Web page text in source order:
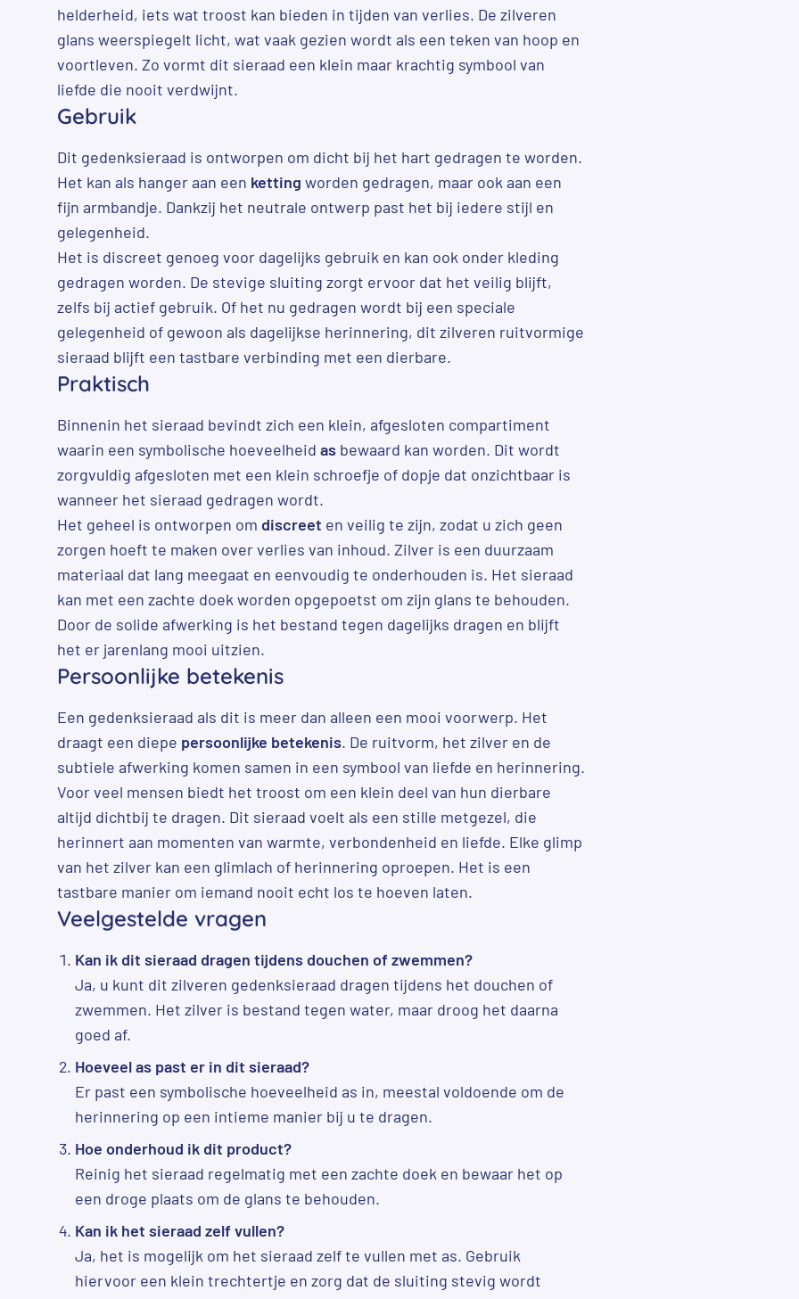
helderheid, iets wat troost kan bieden in tijden van verlies. De zilveren
glans weerspiegelt licht, wat vaak gezien wordt als een teken van hoop en
voortleven. Zo vormt dit sieraad een klein maar krachtig symbool van
liefde die nooit verdwijnt.
Gebruik
Dit gedenksieraad is ontworpen om dicht bij het hart gedragen te worden.
Het kan als hanger aan een ketting worden gedragen, maar ook aan een
fijn armbandje. Dankzij het neutrale ontwerp past het bij iedere stijl en
gelegenheid.
Het is discreet genoeg voor dagelijks gebruik en kan ook onder kleding
gedragen worden. De stevige sluiting zorgt ervoor dat het veilig blijft,
zelfs bij actief gebruik. Of het nu gedragen wordt bij een speciale
gelegenheid of gewoon als dagelijkse herinnering, dit zilveren ruitvormige
sieraad blijft een tastbare verbinding met een dierbare.
Praktisch
Binnenin het sieraad bevindt zich een klein, afgesloten compartiment
waarin een symbolische hoeveelheid as bewaard kan worden. Dit wordt
zorgvuldig afgesloten met een klein schroefje of dopje dat onzichtbaar is
wanneer het sieraad gedragen wordt.
Het geheel is ontworpen om discreet en veilig te zijn, zodat u zich geen
zorgen hoeft te maken over verlies van inhoud. Zilver is een duurzaam
materiaal dat lang meegaat en eenvoudig te onderhouden is. Het sieraad
kan met een zachte doek worden opgepoetst om zijn glans te behouden.
Door de solide afwerking is het bestand tegen dagelijks dragen en blijft
het er jarenlang mooi uitzien.
Persoonlijke betekenis
Een gedenksieraad als dit is meer dan alleen een mooi voorwerp. Het
draagt een diepe persoonlijke betekenis. De ruitvorm, het zilver en de
subtiele afwerking komen samen in een symbool van liefde en herinnering.
Voor veel mensen biedt het troost om een klein deel van hun dierbare
altijd dichtbij te dragen. Dit sieraad voelt als een stille metgezel, die
herinnert aan momenten van warmte, verbondenheid en liefde. Elke glimp
van het zilver kan een glimlach of herinnering oproepen. Het is een
tastbare manier om iemand nooit echt los te hoeven laten.
Veelgestelde vragen
Kan ik dit sieraad dragen tijdens douchen of zwemmen?
Ja, u kunt dit zilveren gedenksieraad dragen tijdens het douchen of
zwemmen. Het zilver is bestand tegen water, maar droog het daarna
goed af.
Hoeveel as past er in dit sieraad?
Er past een symbolische hoeveelheid as in, meestal voldoende om de
herinnering op een intieme manier bij u te dragen.
Hoe onderhoud ik dit product?
Reinig het sieraad regelmatig met een zachte doek en bewaar het op
een droge plaats om de glans te behouden.
Kan ik het sieraad zelf vullen?
Ja, het is mogelijk om het sieraad zelf te vullen met as. Gebruik
hiervoor een klein trechtertje en zorg dat de sluiting stevig wordt